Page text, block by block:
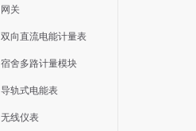
网关
双向直流电能计量表
宿舍多路计量模块
导轨式电能表
无线仪表